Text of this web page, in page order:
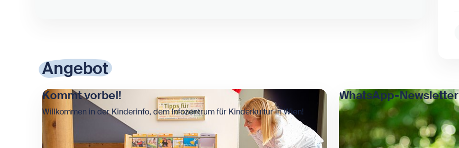
Angebot
Kommt vorbei!
Willkommen in der Kinderinfo, dem Infozentrum für Kinderkultur in Wien!
WhatsApp-Newsletter